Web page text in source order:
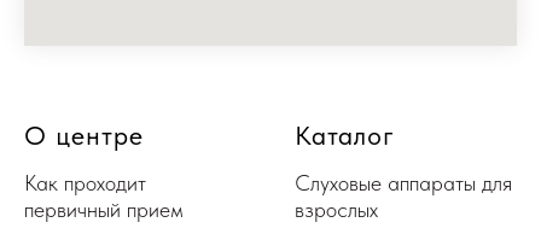
О центре
Как проходит
первичный прием
Каталог
Слуховые аппараты для
взрослых